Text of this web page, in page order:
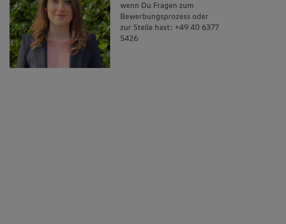
wenn Du Fragen zum
Bewerbungsprozess oder
zur Stelle hast: +49 40 6377
5426